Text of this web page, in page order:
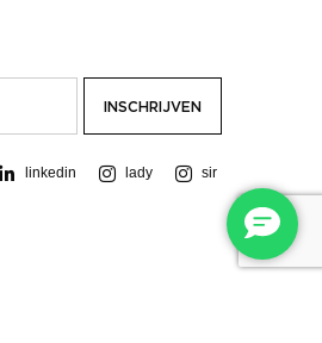
linkedin lady sir